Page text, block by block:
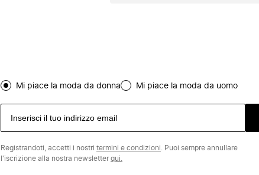
Mi piace la moda da donna Mi piace la moda da uomo
Registrandoti, accetti i nostri termini e condizioni . Puoi sempre annullare
l'iscrizione alla nostra newsletterqui.